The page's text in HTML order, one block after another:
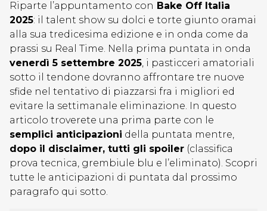
Riparte l’appuntamento con Bake Off Italia
2025: il talent show su dolci e torte giunto oramai
alla sua tredicesima edizione e in onda come da
prassi su Real Time. Nella prima puntata in onda
venerdì 5 settembre 2025, i pasticceri amatoriali
sotto il tendone dovranno affrontare tre nuove
sfide nel tentativo di piazzarsi fra i migliori ed
evitare la settimanale eliminazione. In questo
articolo troverete una prima parte con le
semplici anticipazioni della puntata mentre,
dopo il disclaimer, tutti gli spoiler (classifica
prova tecnica, grembiule blu e l’eliminato). Scopri
tutte le anticipazioni di puntata dal prossimo
paragrafo qui sotto.